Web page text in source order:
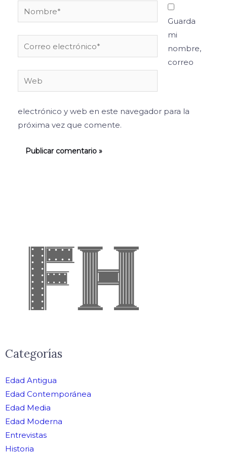
Nombre*
Correo
electrónico*
Web
Guarda
mi
nombre,
correo
electrónico y web en este navegador para la
próxima vez que comente.
Categorías
Edad Antigua
Edad Contemporánea
Edad Media
Edad Moderna
Entrevistas
Historia